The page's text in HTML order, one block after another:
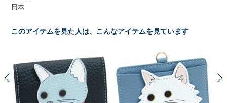
日本
このアイテムを見た人は、こんなアイテムを見ています